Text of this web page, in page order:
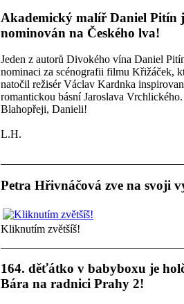
Akademický malíř Daniel Pitín
nominován na Českého lva!
Jeden z autorů Divokého vína Daniel
nominaci za scénografii filmu Křižáček,
natočil režisér Václav Kardnka
romantickou básní Jaroslava Vrchlického.
Blahopřeji, Danieli!
L.H.
Petra Hřivnáčová zve na svoji
Kliknutím zvětšíš!
164. děťátko v babyboxu je
Bára na radnici Prahy 2!